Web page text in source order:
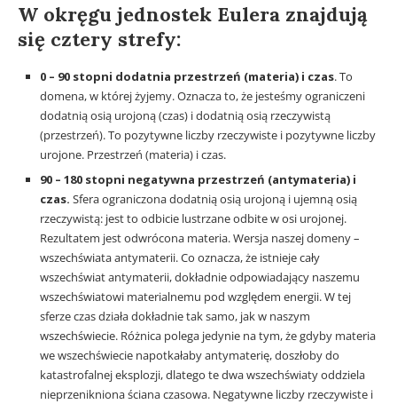
W okręgu jednostek Eulera znajdują
się cztery strefy:
0 – 90 stopni dodatnia przestrzeń (materia) i czas. To
domena, w której żyjemy. Oznacza to, że jesteśmy ograniczeni
dodatnią osią urojoną (czas) i dodatnią osią rzeczywistą
(przestrzeń). To pozytywne liczby rzeczywiste i pozytywne liczby
urojone. Przestrzeń (materia) i czas.
90 – 180 stopni negatywna przestrzeń (antymateria) i
czas. Sfera ograniczona dodatnią osią urojoną i ujemną osią
rzeczywistą: jest to odbicie lustrzane odbite w osi urojonej.
Rezultatem jest odwrócona materia. Wersja naszej domeny –
wszechświata antymaterii. Co oznacza, że istnieje cały
wszechświat antymaterii, dokładnie odpowiadający naszemu
wszechświatowi materialnemu pod względem energii. W tej
sferze czas działa dokładnie tak samo, jak w naszym
wszechświecie. Różnica polega jedynie na tym, że gdyby materia
we wszechświecie napotkałaby antymaterię, doszłoby do
katastrofalnej eksplozji, dlatego te dwa wszechświaty oddziela
nieprzenikniona ściana czasowa. Negatywne liczby rzeczywiste i